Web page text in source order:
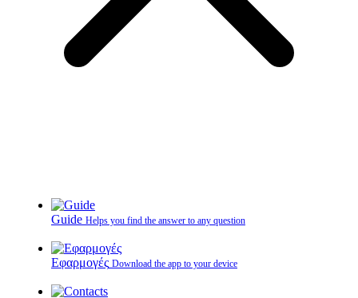
Guide Helps you find the answer to any question
Εφαρμογές Download the app to your device